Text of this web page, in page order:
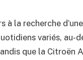
à la recherche
variés, au-
que la Citroën